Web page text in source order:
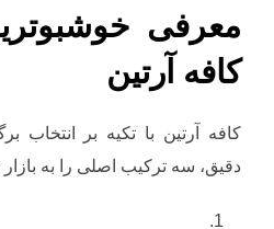
معرفی
کافه آرتین
کافه آرتین با تکیه بر انتخاب
دقیق، سه ترکیب اصلی را به